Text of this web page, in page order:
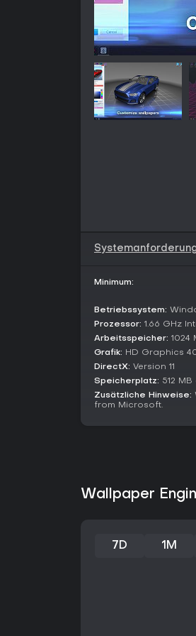
Minimum:
Betriebssystem:
Prozessor: 1.66 GHz
Arbeitsspeicher: 1024
Grafik: HD Graphics
DirectX: Version 11
Speicherplatz: 512
Zusätzliche Hinweise:
from Microsoft.
Wallpaper
7D 1M